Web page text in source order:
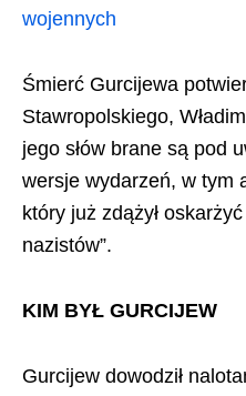
wojennych
Śmierć Gurcijewa
Stawropolskiego,
jego słów brane są pod
wersje wydarzeń, w tym
który już zdążył
nazistów”.
KIM BYŁ GURCIJEW
Gurcijew dowodził